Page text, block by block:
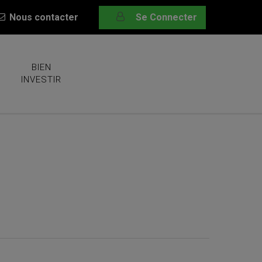
Nous contacter Se Connecter
BIEN
INVESTIR